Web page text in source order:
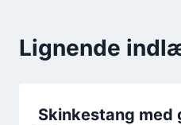
Lignende
Skinkestang med